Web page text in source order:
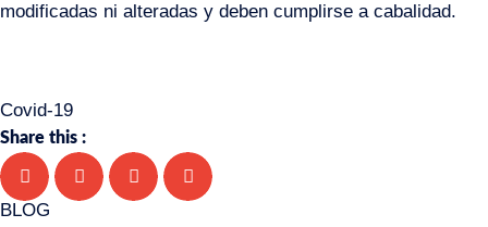
modificadas ni alteradas y deben cumplirse a cabalidad.
Covid-19
Share this :
BLOG